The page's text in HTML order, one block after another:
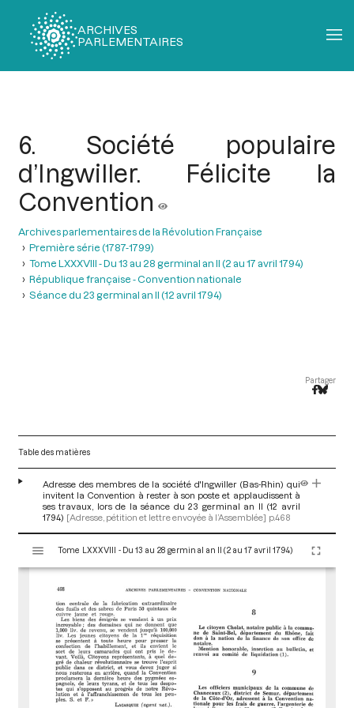
ARCHIVES
PARLEMENTAIRES
6. Société populaire
d’Ingwiller. Félicite la
Convention
Archives parlementaires de la Révolution Française
Première série (1787-1799)
Tome LXXXVIII - Du 13 au 28 germinal an II (2 au 17 avril 1794)
République française - Convention nationale
Séance du 23 germinal an II (12 avril 1794)
Partager
Table des matières
Adresse des membres de la société d'Ingwiller (Bas-Rhin) qui
invitent la Convention à rester à son poste et applaudissent à
ses travaux, lors de la séance du 23 germinal an II (12 avril
1794) [Adresse, pétition et lettre envoyée à l’Assemblée] p.468
s
Tome LXXXVIII - Du 13 au 28 germinal an II (2 au 17 avril 1794)